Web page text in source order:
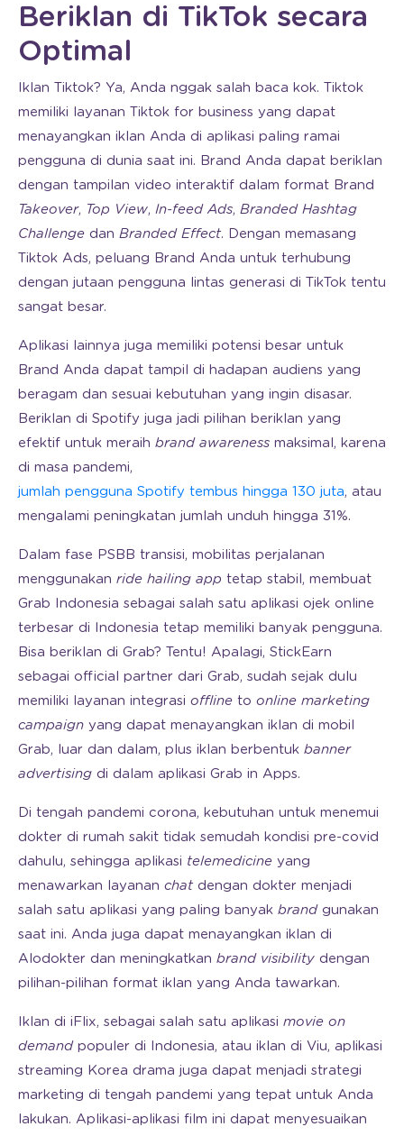
Beriklan di TikTok secara
Optimal
Iklan Tiktok? Ya, Anda nggak salah baca kok. Tiktok
memiliki layanan Tiktok for business yang dapat
menayangkan iklan Anda di aplikasi paling ramai
pengguna di dunia saat ini. Brand Anda dapat beriklan
dengan tampilan video interaktif dalam format Brand
Takeover, Top View, In-feed Ads, Branded Hashtag
Challenge dan Branded Effect. Dengan memasang
Tiktok Ads, peluang Brand Anda untuk terhubung
dengan jutaan pengguna lintas generasi di TikTok tentu
sangat besar.
Aplikasi lainnya juga memiliki potensi besar untuk
Brand Anda dapat tampil di hadapan audiens yang
beragam dan sesuai kebutuhan yang ingin disasar.
Beriklan di Spotify juga jadi pilihan beriklan yang
efektif untuk meraih brand awareness maksimal, karena
di masa pandemi,
jumlah pengguna Spotify tembus hingga 130 juta, atau
mengalami peningkatan jumlah unduh hingga 31%.
Dalam fase PSBB transisi, mobilitas perjalanan
menggunakan ride hailing app tetap stabil, membuat
Grab Indonesia sebagai salah satu aplikasi ojek online
terbesar di Indonesia tetap memiliki banyak pengguna.
Bisa beriklan di Grab? Tentu! Apalagi, StickEarn
sebagai official partner dari Grab, sudah sejak dulu
memiliki layanan integrasi offline to online marketing
campaign yang dapat menayangkan iklan di mobil
Grab, luar dan dalam, plus iklan berbentuk banner
advertising di dalam aplikasi Grab in Apps.
Di tengah pandemi corona, kebutuhan untuk menemui
dokter di rumah sakit tidak semudah kondisi pre-covid
dahulu, sehingga aplikasi telemedicine yang
menawarkan layanan chatdengan dokter menjadi
salah satu aplikasi yang paling banyak brand gunakan
saat ini. Anda juga dapat menayangkan iklan di
Alodokter dan meningkatkan brand visibility dengan
pilihan-pilihan format iklan yang Anda tawarkan.
Iklan di iFlix, sebagai salah satu aplikasi movie on
demand populer di Indonesia, atau iklan di Viu, aplikasi
streaming Korea drama juga dapat menjadi strategi
marketing di tengah pandemi yang tepat untuk Anda
lakukan. Aplikasi-aplikasi film ini dapat menyesuaikan